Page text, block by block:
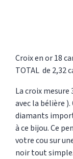
Croix en or 18
TOTAL de 2,32
La croix mesure
avec la bélière
diamants
à ce bijou. Ce
votre cou sur
noir tout simple.